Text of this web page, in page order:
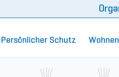
Persönlicher Schutz